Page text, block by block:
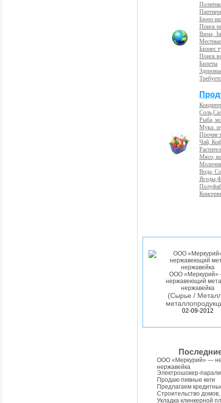
Бюро
Поиск
Визы,
Бизнес
Поиск
Билеты
Рыба,
Мука.
Прочие
Чай,
Мясо,
Вода,
ООО
нержавеющий
нержавейка
(Сырье /
02-09-2012
ООО «Меркурий» —
нержавейка
Электрошокер-
Продаю пивные кеги
Предлагаем
Строительство
Укладка клинкерной